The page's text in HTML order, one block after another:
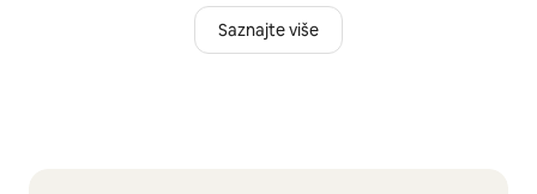
Saznajte više